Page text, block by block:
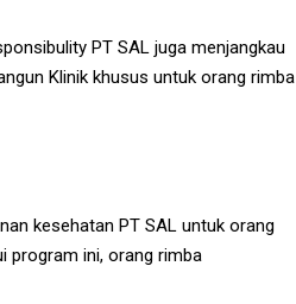
PT SAL juga menjangkau
Klinik khusus untuk orang rimba
kesehatan PT SAL untuk orang
program ini, orang rimba